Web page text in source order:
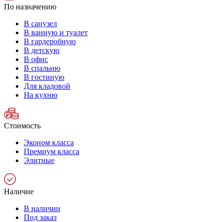
По назначению
В санузел
В ванную и туалет
В гардеробную
В детскую
В офис
В спальню
В гостиную
Для кладовой
На кухню
Стоимость
Эконом класса
Премиум класса
Элитные
Наличие
В наличии
Под заказ